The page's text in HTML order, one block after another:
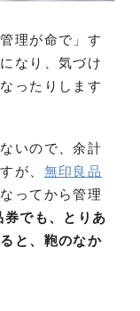
理が命で」す
なり、気づけ
ったりします
いので、余計
が、 無印良品
ってから管理
券でも、とりあ
と、鞄のなか